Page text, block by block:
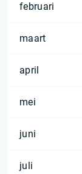
februari
maart
april
mei
juni
juli